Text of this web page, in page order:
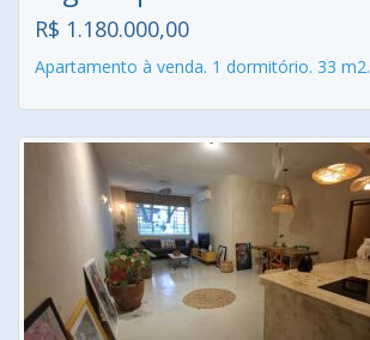
R$ 1.180.000,00
Apartamento à venda. 1 dormitório. 33 m2.